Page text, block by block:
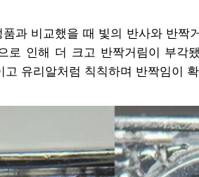
과 비교했을 때 빛의 반사와 반짝
로 인해 더 크고 반짝거림이 부각
고 유리알처럼 칙칙하며 반짝임이